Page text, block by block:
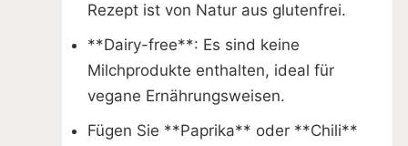
Rezept ist von Natur aus glutenfrei.
**Dairy-free**: Es sind keine
Milchprodukte enthalten, ideal für
vegane Ernährungsweisen.
Fügen Sie **Paprika** oder **Chili**